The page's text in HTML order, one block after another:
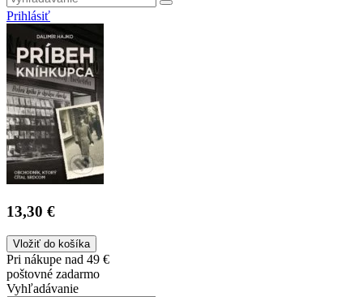
Prihlásiť
13,30 €
Vložiť do košíka
Pri nákupe nad 49 €
poštovné zadarmo
Vyhľadávanie